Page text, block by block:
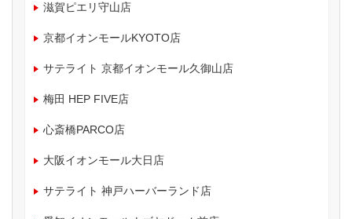
滋賀ピエリ守山店
京都イオンモールKYOTO店
サテライト 京都イオンモール久御山店
梅田 HEP FIVE店
心斎橋PARCO店
大阪イオンモール大日店
サテライト 神戸ハーバーランド店